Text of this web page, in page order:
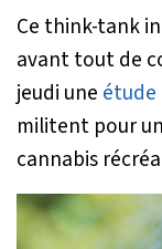
Ce think-tank
avant tout de
jeudi une étude
militent pour
cannabis